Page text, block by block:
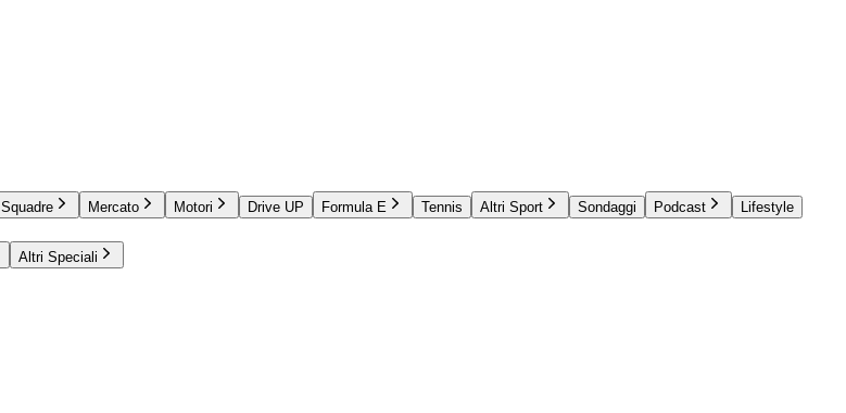
Squadre Mercato Motori Drive UP Formula E Tennis Altri Sport Sondaggi Podcast
Lifestyle
Altri Speciali